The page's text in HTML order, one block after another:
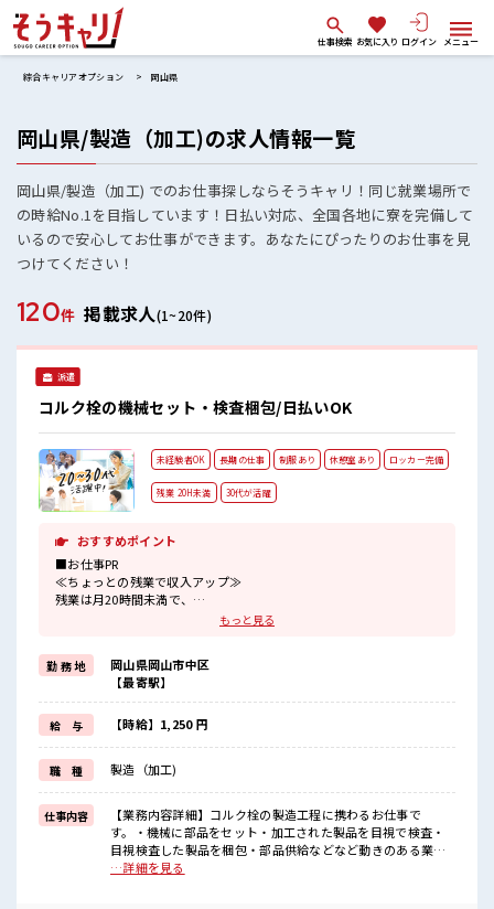
仕事検索 お気に入り ログイン メニュー
綜合キャリアオプション 岡山県
岡山県/製造（加工)の求人情報一覧
岡山県/製造（加工) でのお仕事探しならそうキャリ！同じ就業場所で
の時給No.1を目指しています！日払い対応、全国各地に寮を完備して
いるので安心してお仕事ができます。あなたにぴったりのお仕事を見
つけてください！
120件 掲載求人(1~20件)
派遣
コルク栓の機械セット・検査梱包/日払いOK
未経験者OK 長期の仕事 制服あり 休憩室あり ロッカー完備
残業 20H未満 30代が活躍
おすすめポイント
■お仕事PR
≪ちょっとの残業で収入アップ≫
残業は月20時間未満で、
制服があるので、
毎日の服装の悩み解消♪
≪未経験OKの仕事≫
新しいことにチャレンジするのは不安だけど、
しっかり働く環境が整っています！
イチからスキルUP・ステップUP目指していきましょう！
≪様々なお仕事をご提案≫
一人で悩まず気軽に相談できる、
派遣のお仕事です！
■職場の雰囲気
一息つける休憩スペースもあります！
持ち物が多いあなたにもぴったり☆
もっと見る
勤 務 地
岡山県岡山市中区
【最寄駅】
給 与 【時給】1,250 円
職 種 製造（加工)
仕事内容
【業務内容詳細】コルク栓の製造工程に携わるお仕事で
す。・機械に部品をセット・加工された製品を目視で検査・
目視検査した製品を梱包・部品供給などなど動きのある業務
なので、体を動かしたい人にもおすすめ！【取扱製品情報】
…詳細を見る